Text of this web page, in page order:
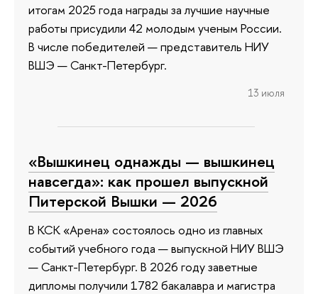
итогам 2025 года награды за лучшие научные
работы присудили 42 молодым ученым России.
В числе победителей — представитель НИУ
ВШЭ — Санкт-Петербург.
13 июля
«Вышкинец однажды — вышкинец
навсегда»: как прошел выпускной
Питерской Вышки — 2026
В КСК «Арена» состоялось одно из главных
событий учебного года — выпускной НИУ ВШЭ
— Санкт-Петербург. В 2026 году заветные
дипломы получили 1782 бакалавра и магистра